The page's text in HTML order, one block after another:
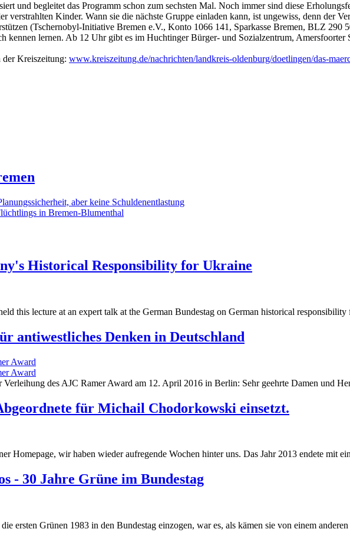
und begleitet das Programm schon zum sechsten Mal. Noch immer sind diese
verstrahlten Kinder. Wann sie die nächste Gruppe einladen kann, ist ungewiss, denn der
(Tschernobyl-Initiative Bremen e.V., Konto 1066 141, Sparkasse Bremen, BLZ 290
kennen lernen. Ab 12 Uhr gibt es im Huchtinger Bürger- und Sozialzentrum,
Kreiszeitung: www.kreiszeitung.de/nachrichten/landkreis-oldenburg/doetlingen/das-
aber keine Schuldenentlastung
in Bremen-Blumenthal
Historical Responsibility for Ukraine
this lecture at an expert talk at the German Bundestag on German historical
antiwestliches Denken in Deutschland
des AJC Ramer Award am 12. April 2016 in Berlin: Sehr geehrte Damen und
für Michail Chodorkowski einsetzt.
Homepage, wir haben wieder aufregende Wochen hinter uns. Das Jahr 2013 endete mit
- 30 Jahre Grüne im Bundestag
ersten Grünen 1983 in den Bundestag einzogen, war es, als kämen sie von einem